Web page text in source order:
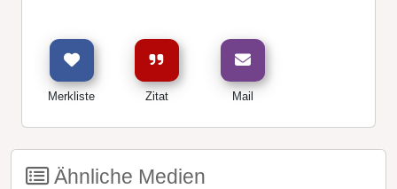
Merkliste Zitat Mail
Ähnliche Medien